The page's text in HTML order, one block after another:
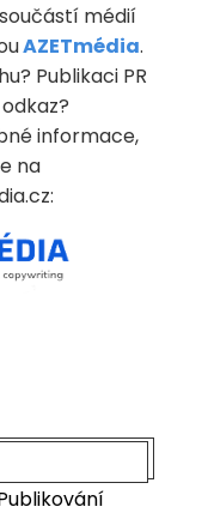
médií
AZETmédia.
Publikaci PR
informace,
na